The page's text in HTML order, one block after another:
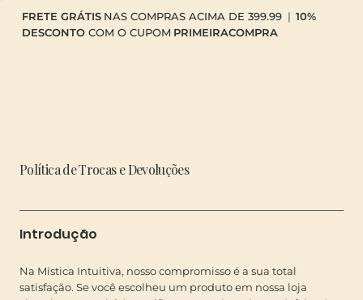
FRETE GRÁTIS NAS COMPRAS ACIMA DE 399.99 |10%
DESCONTOCOM O CUPOM PRIMEIRACOMPRA
Política de Trocas e Devoluções
Introdução
Na Mística Intuitiva, nosso compromisso é a sua total
satisfação. Se você escolheu um produto em nossa loja